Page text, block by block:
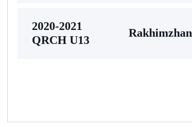
2020-2021
QRCH U13
Rakhimzhan